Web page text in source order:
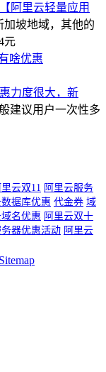
阿里云轻量应用
加坡地域，其他的
元
啥优惠
力度很大，新
建议用户一次性多
里云双11
阿里云服务
据库优惠 代金券 域
名优惠 阿里云双十
器优惠活动 阿里云
Sitemap